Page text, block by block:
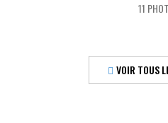
11
VOIR TOUS